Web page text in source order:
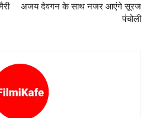
अजय देवगन के साथ नजर आएंगे सूरज
पंचोली